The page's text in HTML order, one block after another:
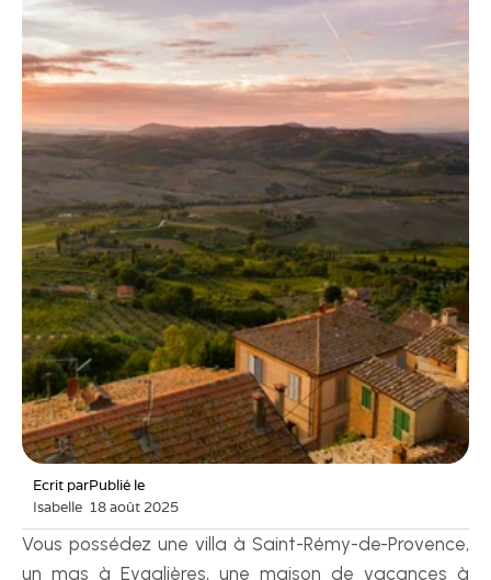
Ecrit par
Isabelle
Publié le
18 août 2025
Vous possédez une villa à Saint-Rémy-de-Provence,
un mas à Eygalières, une maison de vacances à